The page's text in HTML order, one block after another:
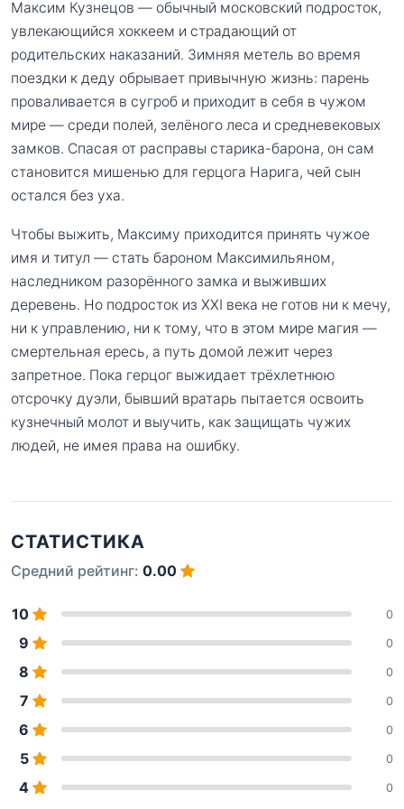
Максим Кузнецов — обычный московский подросток,
увлекающийся хоккеем и страдающий от
родительских наказаний. Зимняя метель во время
поездки к деду обрывает привычную жизнь: парень
проваливается в сугроб и приходит в себя в чужом
мире — среди полей, зелёного леса и средневековых
замков. Спасая от расправы старика-барона, он сам
становится мишенью для герцога Нарига, чей сын
остался без уха.
Чтобы выжить, Максиму приходится принять чужое
имя и титул — стать бароном Максимильяном,
наследником разорённого замка и выживших
деревень. Но подросток из XXI века не готов ни к мечу,
ни к управлению, ни к тому, что в этом мире магия —
смертельная ересь, а путь домой лежит через
запретное. Пока герцог выжидает трёхлетнюю
отсрочку дуэли, бывший вратарь пытается освоить
кузнечный молот и выучить, как защищать чужих
людей, не имея права на ошибку.
СТАТИСТИКА
Средний рейтинг: 0.00
10 0
9 0
8 0
7 0
6 0
5 0
4 0